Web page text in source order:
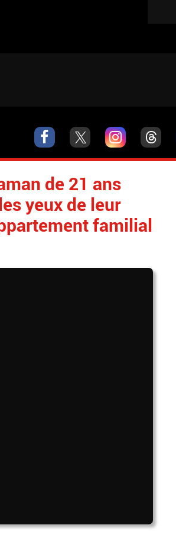
de 21 ans
yeux de leur
familial